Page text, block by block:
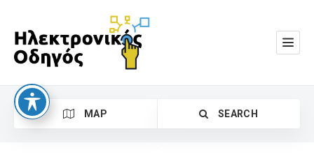
MAP SEARCH